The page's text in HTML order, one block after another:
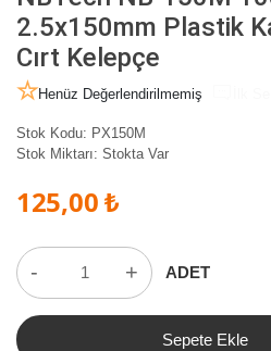
2.5x150mm Plastik
Cırt Kelepçe
Henüz Değerlendirilmemiş
Stok Kodu: PX150M
Stok Miktarı: Stokta Var
125,00 ₺
- + ADET
Sepete Ekle